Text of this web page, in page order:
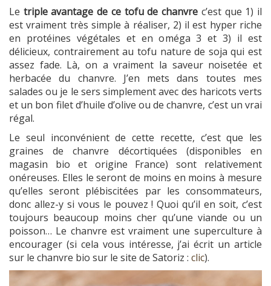
Le triple avantage de ce tofu de chanvre c’est que 1) il
est vraiment très simple à réaliser, 2) il est hyper riche
en protéines végétales et en oméga 3 et 3) il est
délicieux, contrairement au tofu nature de soja qui est
assez fade. Là, on a vraiment la saveur noisetée et
herbacée du chanvre. J’en mets dans toutes mes
salades ou je le sers simplement avec des haricots verts
et un bon filet d’huile d’olive ou de chanvre, c’est un vrai
régal.
Le seul inconvénient de cette recette, c’est que les
graines de chanvre décortiquées (disponibles en
magasin bio et origine France) sont relativement
onéreuses. Elles le seront de moins en moins à mesure
qu’elles seront plébiscitées par les consommateurs,
donc allez-y si vous le pouvez ! Quoi qu’il en soit, c’est
toujours beaucoup moins cher qu’une viande ou un
poisson… Le chanvre est vraiment une superculture à
encourager (si cela vous intéresse, j’ai écrit un article
sur le chanvre bio sur le site de Satoriz : clic).